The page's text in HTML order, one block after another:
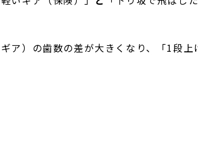
ア）の歯数の差が大きくなり、「1段